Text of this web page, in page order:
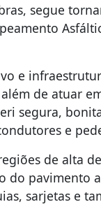
segue
e
de atuar
segura,
e
de alta
pavimento
sarjetas e